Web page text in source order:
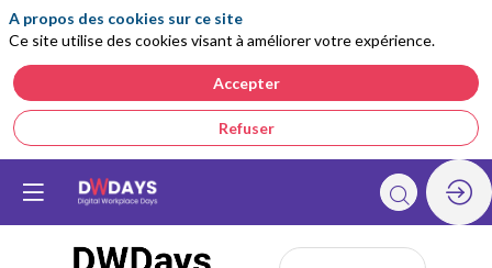
A propos des cookies sur ce site
Ce site utilise des cookies visant à améliorer votre expérience.
Accepter
Refuser